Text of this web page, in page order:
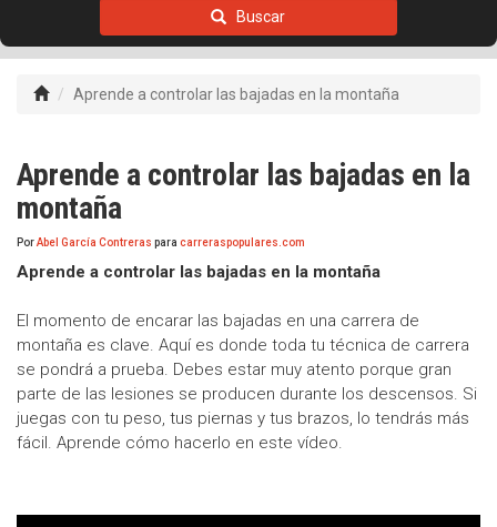
Buscar
Aprende a controlar las bajadas en la montaña
Aprende a controlar las bajadas en la
montaña
PorAbel García Contreras para carreraspopulares.com
Aprende a controlar las bajadas en la montaña
El momento de encarar las bajadas en una carrera de
montaña es clave. Aquí es donde toda tu técnica de carrera
se pondrá a prueba. Debes estar muy atento porque gran
parte de las lesiones se producen durante los descensos. Si
juegas con tu peso, tus piernas y tus brazos, lo tendrás más
fácil. Aprende cómo hacerlo en este vídeo.